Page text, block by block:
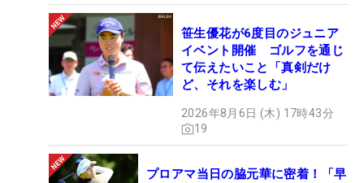
笹生優花が6度目のジュニア
イベント開催 ゴルフを通じ
て伝えたいこと「真剣だけ
ど、それを楽しむ」
2026年8月6日 (木) 17時43分
19
プロアマ当日の脇元華に密着！「早